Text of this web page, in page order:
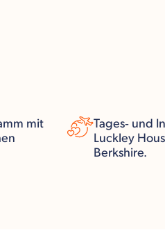
mit
Tages‑ und
Luckley
Berkshire.